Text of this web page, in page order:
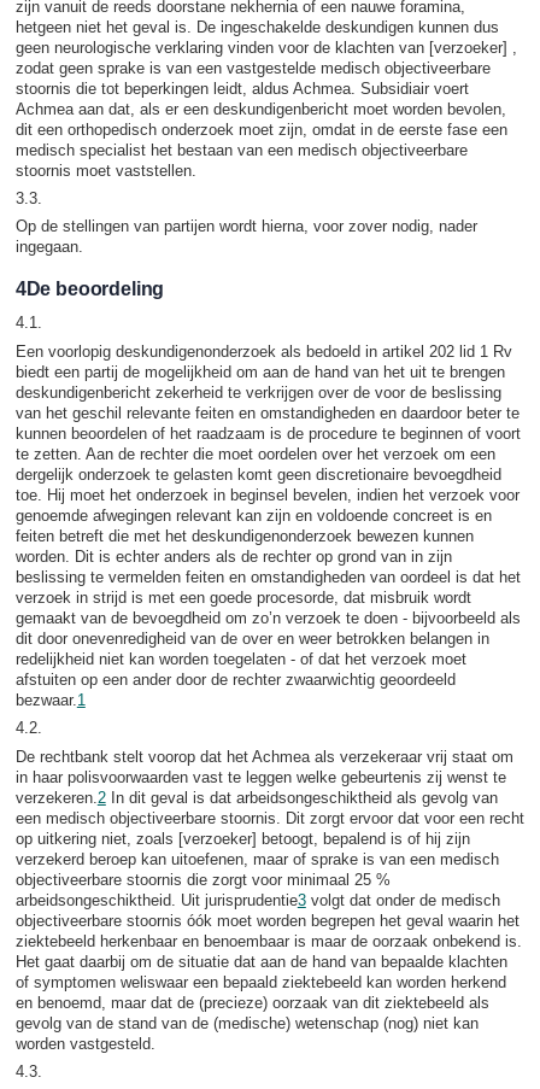
zijn vanuit de reeds doorstane nekhernia of een nauwe foramina,
hetgeen niet het geval is. De ingeschakelde deskundigen kunnen dus
geen neurologische verklaring vinden voor de klachten van [verzoeker] ,
zodat geen sprake is van een vastgestelde medisch objectiveerbare
stoornis die tot beperkingen leidt, aldus Achmea. Subsidiair voert
Achmea aan dat, als er een deskundigenbericht moet worden bevolen,
dit een orthopedisch onderzoek moet zijn, omdat in de eerste fase een
medisch specialist het bestaan van een medisch objectiveerbare
stoornis moet vaststellen.
3.3.
Op de stellingen van partijen wordt hierna, voor zover nodig, nader
ingegaan.
4De beoordeling
4.1.
Een voorlopig deskundigenonderzoek als bedoeld in artikel 202 lid 1 Rv
biedt een partij de mogelijkheid om aan de hand van het uit te brengen
deskundigenbericht zekerheid te verkrijgen over de voor de beslissing
van het geschil relevante feiten en omstandigheden en daardoor beter te
kunnen beoordelen of het raadzaam is de procedure te beginnen of voort
te zetten. Aan de rechter die moet oordelen over het verzoek om een
dergelijk onderzoek te gelasten komt geen discretionaire bevoegdheid
toe. Hij moet het onderzoek in beginsel bevelen, indien het verzoek voor
genoemde afwegingen relevant kan zijn en voldoende concreet is en
feiten betreft die met het deskundigenonderzoek bewezen kunnen
worden. Dit is echter anders als de rechter op grond van in zijn
beslissing te vermelden feiten en omstandigheden van oordeel is dat het
verzoek in strijd is met een goede procesorde, dat misbruik wordt
gemaakt van de bevoegdheid om zo’n verzoek te doen - bijvoorbeeld als
dit door onevenredigheid van de over en weer betrokken belangen in
redelijkheid niet kan worden toegelaten - of dat het verzoek moet
afstuiten op een ander door de rechter zwaarwichtig geoordeeld
bezwaar. 1
4.2.
De rechtbank stelt voorop dat het Achmea als verzekeraar vrij staat om
in haar polisvoorwaarden vast te leggen welke gebeurtenis zij wenst te
verzekeren. 2In dit geval is dat arbeidsongeschiktheid als gevolg van
een medisch objectiveerbare stoornis. Dit zorgt ervoor dat voor een recht
op uitkering niet, zoals [verzoeker] betoogt, bepalend is of hij zijn
verzekerd beroep kan uitoefenen, maar of sprake is van een medisch
objectiveerbare stoornis die zorgt voor minimaal 25 %
arbeidsongeschiktheid. Uit jurisprudentie3volgt dat onder de medisch
objectiveerbare stoornis óók moet worden begrepen het geval waarin het
ziektebeeld herkenbaar en benoembaar is maar de oorzaak onbekend is.
Het gaat daarbij om de situatie dat aan de hand van bepaalde klachten
of symptomen weliswaar een bepaald ziektebeeld kan worden herkend
en benoemd, maar dat de (precieze) oorzaak van dit ziektebeeld als
gevolg van de stand van de (medische) wetenschap (nog) niet kan
worden vastgesteld.
4.3.